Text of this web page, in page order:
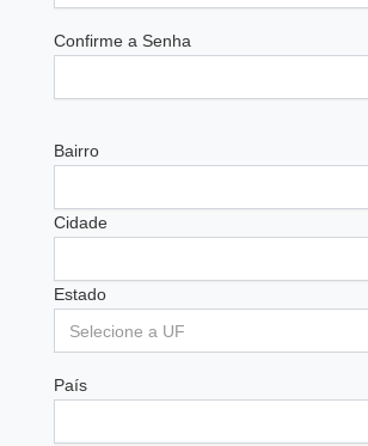
Confirme a Senha
Bairro
Cidade
Estado
Selecione a UF
País